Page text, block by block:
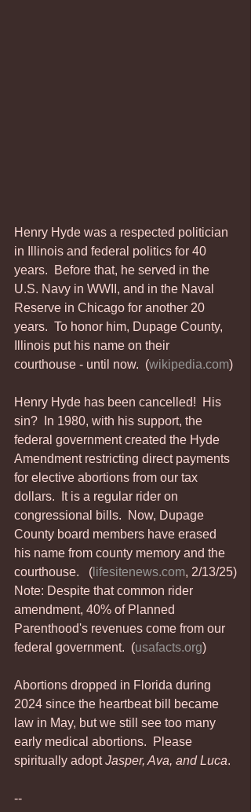
Henry Hyde was a respected politician
in Illinois and federal politics for 40
years.  Before that, he served in the
U.S. Navy in WWII, and in the Naval
Reserve in Chicago for another 20
years.  To honor him, Dupage County,
Illinois put his name on their
courthouse - until now.  (wikipedia.com)
Henry Hyde has been cancelled!  His
sin?  In 1980, with his support, the
federal government created the Hyde
Amendment restricting direct payments
for elective abortions from our tax
dollars.  It is a regular rider on
congressional bills.  Now, Dupage
County board members have erased
his name from county memory and the
courthouse.   ( lifesitenews.com, 2/13/25)
Note: Despite that common rider
amendment, 40% of Planned
Parenthood's revenues come from our
federal government.  (usafacts.org)
Abortions dropped in Florida during
2024 since the heartbeat bill became
law in May, but we still see too many
early medical abortions.  Please
spiritually adopt Jasper, Ava, and Luca.
--